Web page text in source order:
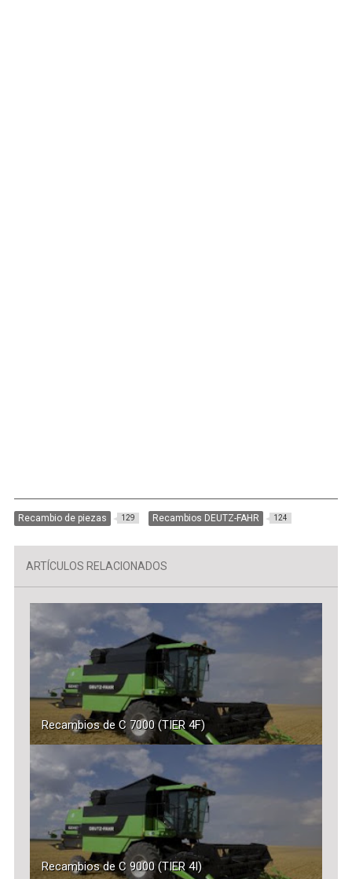
Recambio de piezas 129 Recambios DEUTZ-FAHR 124
ARTÍCULOS RELACIONADOS
Recambios de C 7000 (TIER 4F)
Recambios de C 9000 (TIER 4I)